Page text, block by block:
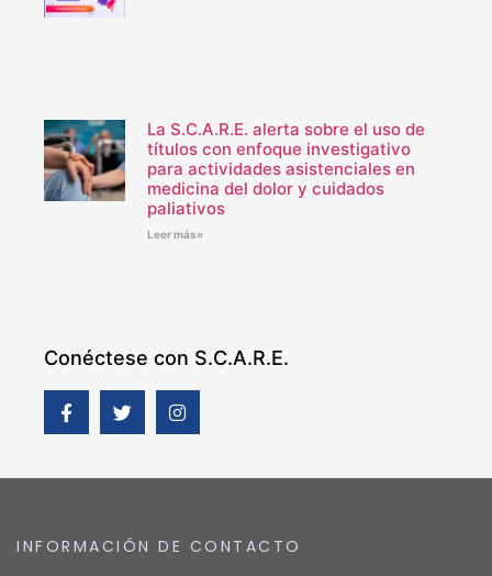
La S.C.A.R.E. alerta sobre el uso de
títulos con enfoque investigativo
para actividades asistenciales en
medicina del dolor y cuidados
paliativos
Leer más»
Conéctese con S.C.A.R.E.
INFORMACIÓN DE CONTACTO